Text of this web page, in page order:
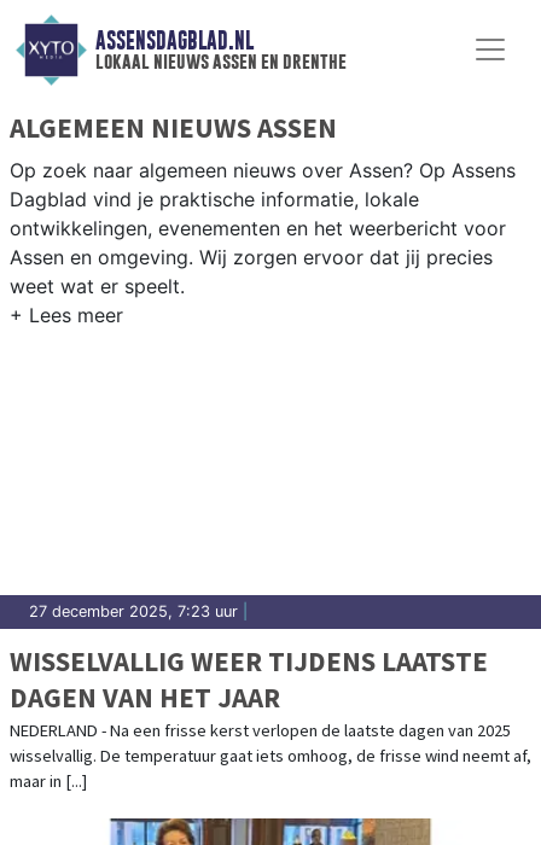
ASSENSDAGBLAD.NL
lokaal nieuws assen en drenthe
ALGEMEEN NIEUWS ASSEN
Op zoek naar algemeen nieuws over Assen? Op Assens
Dagblad vind je praktische informatie, lokale
ontwikkelingen, evenementen en het weerbericht voor
Assen en omgeving. Wij zorgen ervoor dat jij precies
weet wat er speelt.
27 december 2025, 7:23 uur
WISSELVALLIG WEER TIJDENS LAATSTE
DAGEN VAN HET JAAR
NEDERLAND - Na een frisse kerst verlopen de laatste dagen van 2025
wisselvallig. De temperatuur gaat iets omhoog, de frisse wind neemt af,
maar in [...]